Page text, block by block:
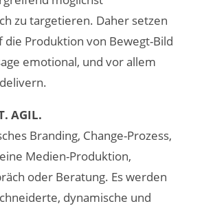
zu targetieren. Daher setzen
Produktion von Bewegt-Bild
emotional, und vor allem
AGIL.
Branding, Change-Prozess,
Medien-Produktion,
oder Beratung. Es werden
dynamische und